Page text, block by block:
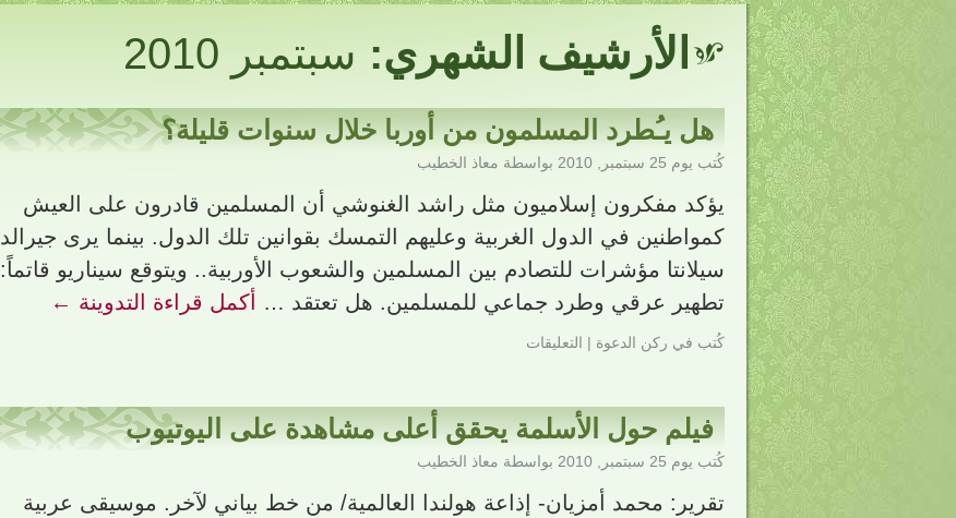
الأرشيف الشهري: سبتمبر 2010
هل يـُطرد المسلمون من أوربا خلال سنوات قليلة؟
كُتب يوم 25 سبتمبر, 2010 بواسطة معاذ الخطيب
يؤكد مفكرون إسلاميون مثل راشد الغنوشي أن المسلمين قادرون على العيش
كمواطنين في الدول الغربية وعليهم التمسك بقوانين تلك الدول. بينما يرى جيرالد
سيلانتا مؤشرات للتصادم بين المسلمين والشعوب الأوربية.. ويتوقع سيناريو قاتماً:
تطهير عرقي وطرد جماعي للمسلمين. هل تعتقد …
أكمل قراءة التدوينة ←
كُتب في ركن الدعوة | التعليقات
فيلم حول الأسلمة يحقق أعلى مشاهدة على اليوتيوب
كُتب يوم 25 سبتمبر, 2010 بواسطة معاذ الخطيب
تقرير: محمد أمزيان- إذاعة هولندا العالمية/ من خط بياني لآخر. موسيقى عربية